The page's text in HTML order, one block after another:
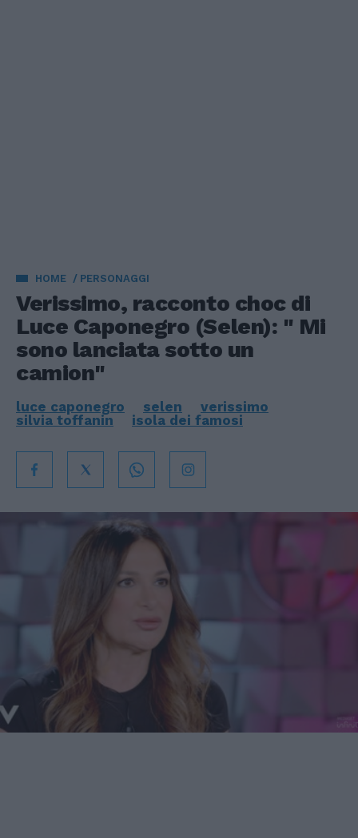
HOME PERSONAGGI
Verissimo, racconto choc di
Luce Caponegro (Selen): " Mi
sono lanciata sotto un
camion"
luce caponegro selen
verissimo
silvia toffanin
isola dei famosi